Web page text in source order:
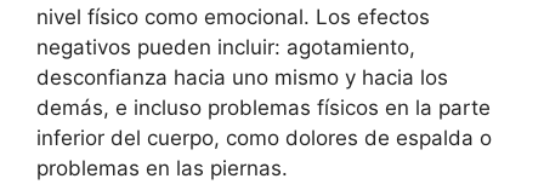
nivel físico como emocional. Los efectos
negativos pueden incluir: agotamiento,
desconfianza hacia uno mismo y hacia los
demás, e incluso problemas físicos en la parte
inferior del cuerpo, como dolores de espalda o
problemas en las piernas.